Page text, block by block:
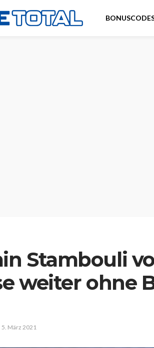
Stambouli
weiter ohne
5. März 2021